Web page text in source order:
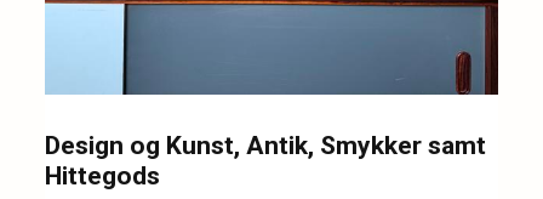
Design og Kunst, Antik, Smykker samt
Hittegods